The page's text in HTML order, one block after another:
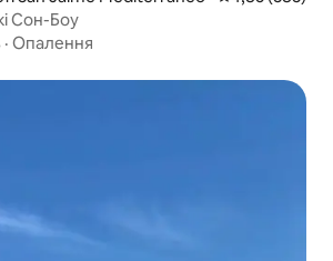
Сон-Боу
· Опалення